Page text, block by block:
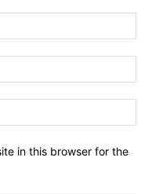
in this browser for the